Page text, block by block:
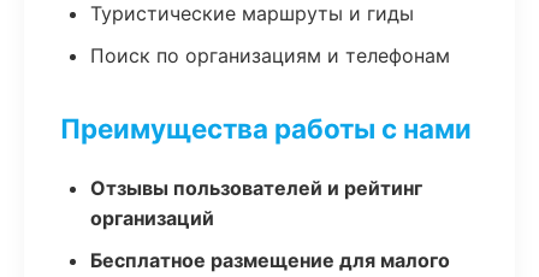
Туристические маршруты и гиды
Поиск по организациям и телефонам
Преимущества работы с нами
Отзывы пользователей и рейтинг
организаций
Бесплатное размещение для малого